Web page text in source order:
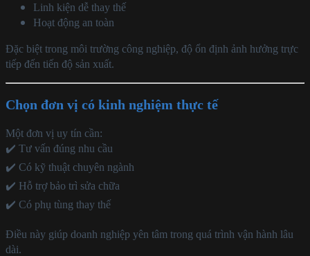
Linh kiện dễ thay thế
Hoạt động an toàn
Đặc biệt trong môi trường công nghiệp, độ ổn định ảnh hưởng trực
tiếp đến tiến độ sản xuất.
Chọn đơn vị có kinh nghiệm thực tế
Một đơn vị uy tín cần:
✔️ Tư vấn đúng nhu cầu
✔️ Có kỹ thuật chuyên ngành
✔️ Hỗ trợ bảo trì sửa chữa
✔️ Có phụ tùng thay thế
Điều này giúp doanh nghiệp yên tâm trong quá trình vận hành lâu
dài.